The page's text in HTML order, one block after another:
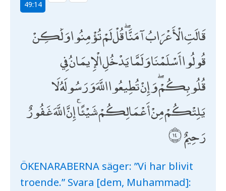
49:14
قَالَتِ الْأَعْرَابُ آمَنَّا ۖ قُلْ لَمْ تُؤْمِنُوا وَلَٰكِنْ
قُولُوا أَسْلَمْنَا وَلَمَّا يَدْخُلِ الْإِيمَانُ فِي
قُلُوبِكُمْ ۖ وَإِنْ تُطِيعُوا اللَّهَ وَرَسُولَهُ لَا
يَلِتْكُمْ مِنْ أَعْمَالِكُمْ شَيْئًا ۚ إِنَّ اللَّهَ غَفُورٌ
رَحِيمٌ
ÖKENARABERNA säger: ”Vi har blivit
troende.” Svara [dem, Muhammad]: